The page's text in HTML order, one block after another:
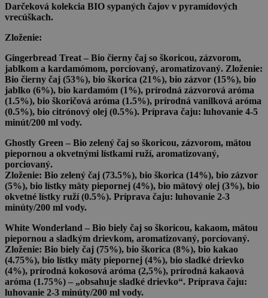
Darčeková kolekcia BIO sypaných čajov v pyramídových
vrecúškach.
Zloženie:
Gingerbread Treat – Bio čierny čaj so škoricou, zázvorom,
jablkom a kardamómom, porciovaný, aromatizovaný. Zloženie:
Bio čierny čaj (53%), bio škorica (21%), bio zázvor (15%), bio
jablko (6%), bio kardamóm (1%), prírodná zázvorová aróma
(1.5%), bio škoričová aróma (1.5%), prírodná vanilková aróma
(0.5%), bio citrónový olej (0.5%). Príprava čaju: luhovanie 4-5
minút/200 ml vody.
Ghostly Green – Bio zelený čaj so škoricou, zázvorom, mätou
piepornou a okvetnými lístkami ruží, aromatizovaný,
porciovaný.
Zloženie: Bio zelený čaj (73.5%), bio škorica (14%), bio zázvor
(5%), bio lístky mäty piepornej (4%), bio mätový olej (3%), bio
okvetné lístky ruží (0.5%). Príprava čaju: luhovanie 2-3
minúty/200 ml vody.
White Wonderland – Bio biely čaj so škoricou, kakaom, mätou
piepornou a sladkým drievkom, aromatizovaný, porciovaný.
Zloženie: Bio biely čaj (75%), bio škorica (8%), bio kakao
(4.75%), bio lístky mäty piepornej (4%), bio sladké drievko
(4%), prírodná kokosová aróma (2,5%), prírodná kakaová
aróma (1.75%) – „obsahuje sladké drievko“. Príprava čaju:
luhovanie 2-3 minúty/200 ml vody.